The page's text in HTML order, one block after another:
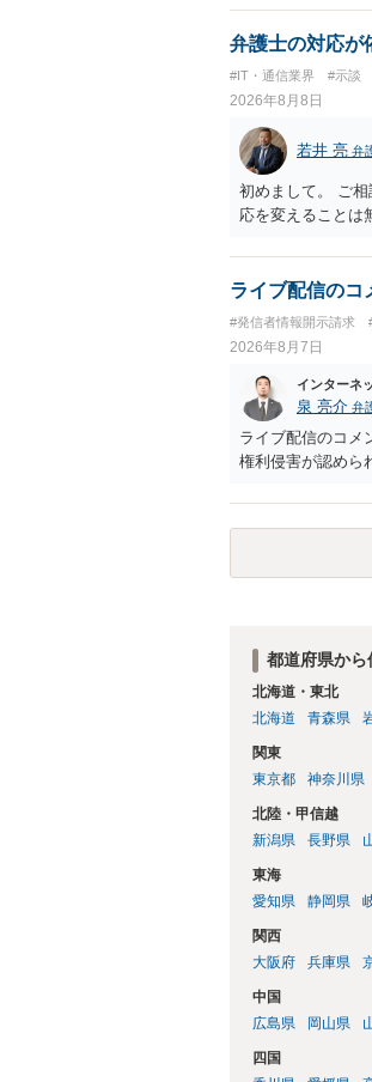
弁護士の対応が
#IT・通信業界 #示談
2026年8月8日
若井 亮 弁
初めまして。 ご
応を変えることは
ライブ配信のコ
#発信者情報開示請求
2026年8月7日
インターネ
泉 亮介 弁
ライブ配信のコメ
権利侵害が認めら
都道府県か
北海道・東北
北海道
青森県
関東
東京都
神奈川県
北陸・甲信越
新潟県
長野県
東海
愛知県
静岡県
関西
大阪府
兵庫県
中国
広島県
岡山県
四国